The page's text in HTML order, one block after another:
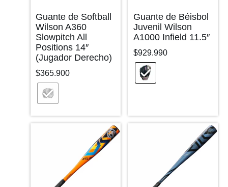
Guante de Softball
Wilson A360
Slowpitch All
Positions 14″
(Jugador Derecho)
$365.900
Guante de Béisbol
Juvenil Wilson
A1000 Infield 11.5″
$929.990